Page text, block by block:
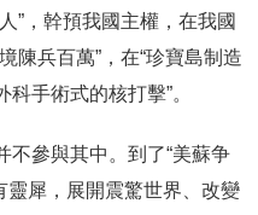
”，幹預我國主權，在我國
陳兵百萬”，在“珍寶島制造
手術式的核打擊”。
不參與其中。到了“美蘇争
靈犀，展開震驚世界、改變